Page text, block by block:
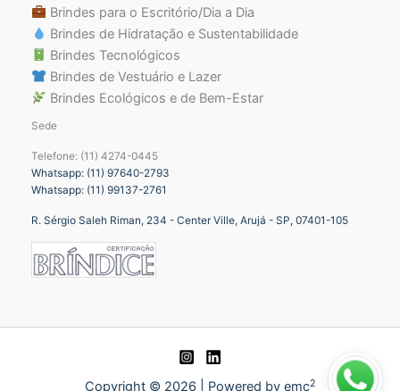
Brindes para o Escritório/Dia a Dia
Brindes de Hidratação e Sustentabilidade
Brindes Tecnológicos
Brindes de Vestuário e Lazer
Brindes Ecológicos e de Bem-Estar
Sede
Telefone: (11) 4274-0445
Whatsapp: (11) 97640-2793
Whatsapp: (11) 99137-2761
R. Sérgio Saleh Riman, 234 - Center Ville, Arujá - SP, 07401-105
Copyright © 2026 | Powered by emc2